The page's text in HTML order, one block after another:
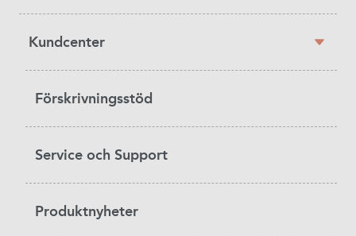
navigation
Kundcenter
Förskrivningsstöd
Service och Support
Produktnyheter